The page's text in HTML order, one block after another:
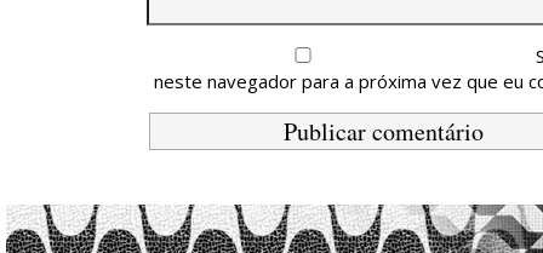
neste navegador para a próxima vez que eu